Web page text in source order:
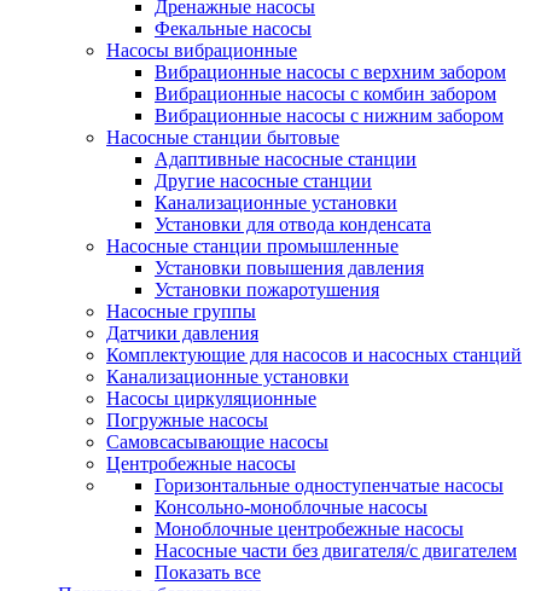
Дренажные насосы
Фекальные насосы
Насосы вибрационные
Вибрационные насосы с верхним забором
Вибрационные насосы с комбин забором
Вибрационные насосы с нижним забором
Насосные станции бытовые
Адаптивные насосные станции
Другие насосные станции
Канализационные установки
Установки для отвода конденсата
Насосные станции промышленные
Установки повышения давления
Установки пожаротушения
Насосные группы
Датчики давления
Комплектующие для насосов и насосных станций
Канализационные установки
Насосы циркуляционные
Погружные насосы
Самовсасывающие насосы
Центробежные насосы
Горизонтальные одноступенчатые насосы
Консольно-моноблочные насосы
Моноблочные центробежные насосы
Насосные части без двигателя/с двигателем
Показать все